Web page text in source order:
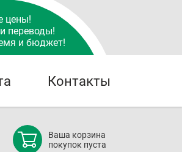
цены!
переводы!
и бюджет!
Контакты
Ваша корзина
покупок пуста